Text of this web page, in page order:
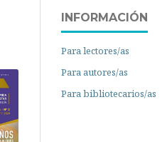
INFORMACIÓN
Para lectores/as
Para autores/as
Para bibliotecarios/as